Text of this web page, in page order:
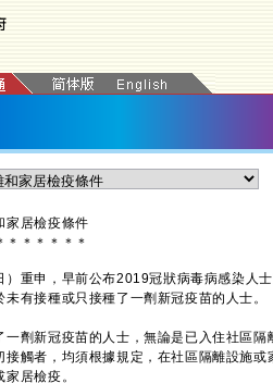
家居檢疫條件
＊ ＊ ＊ ＊ ＊ ＊
申，早前公布2019冠狀病毒病感染人士
有接種或只接種了一劑新冠疫苗的人士。
新冠疫苗的人士，無論是已入住社區隔
接觸者，均須根據規定，在社區隔離設施
居檢疫。